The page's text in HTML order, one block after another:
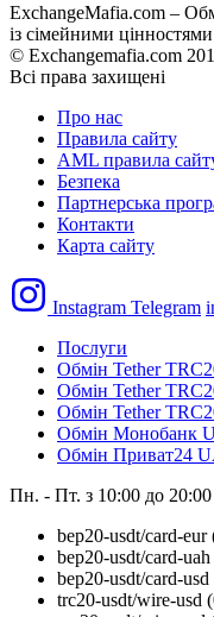
ExchangeMafia.com –
із сімейними цінностями
© Exchangemafia.com
Всі права захищені
Про нас
Правила сайту
AML правила
Безпека
Партнерська
Контакти
Карта сайту
Instagram Telegram
Послуги
Обмін Tether
Обмін Tether
Обмін Tether
Обмін Монобанк
Обмін Приват24
Пн. - Пт. з 10:00 до 20:00
bep20-usdt/card-eur
bep20-usdt/card-uah
bep20-usdt/card-usd
trc20-usdt/wire-usd